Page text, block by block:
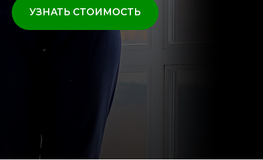
УЗНАТЬ СТОИМОСТЬ